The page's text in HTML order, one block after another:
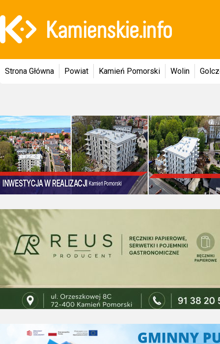
Strona Główna Powiat Kamień Pomorski Wolin